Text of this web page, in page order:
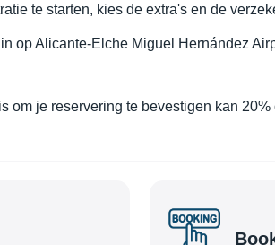
te starten, kies de extra's en de
op Alicante-Elche Miguel Hernández
om je reservering te bevestigen kan 20%